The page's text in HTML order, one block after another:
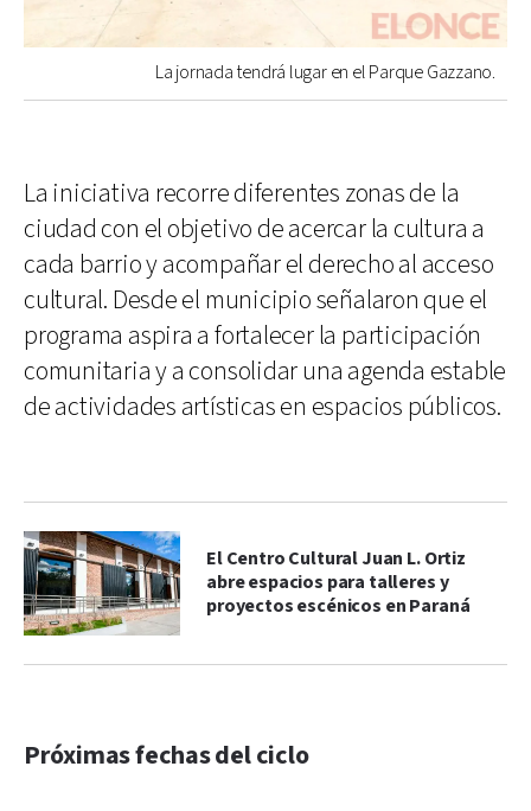
La jornada tendrá lugar en el Parque Gazzano.
La iniciativa recorre diferentes zonas de la
ciudad con el objetivo de acercar la cultura a
cada barrio y acompañar el derecho al acceso
cultural. Desde el municipio señalaron que el
programa aspira a fortalecer la participación
comunitaria y a consolidar una agenda estable
de actividades artísticas en espacios públicos.
El Centro Cultural Juan L. Ortiz
abre espacios para talleres y
proyectos escénicos en Paraná
Próximas fechas del ciclo